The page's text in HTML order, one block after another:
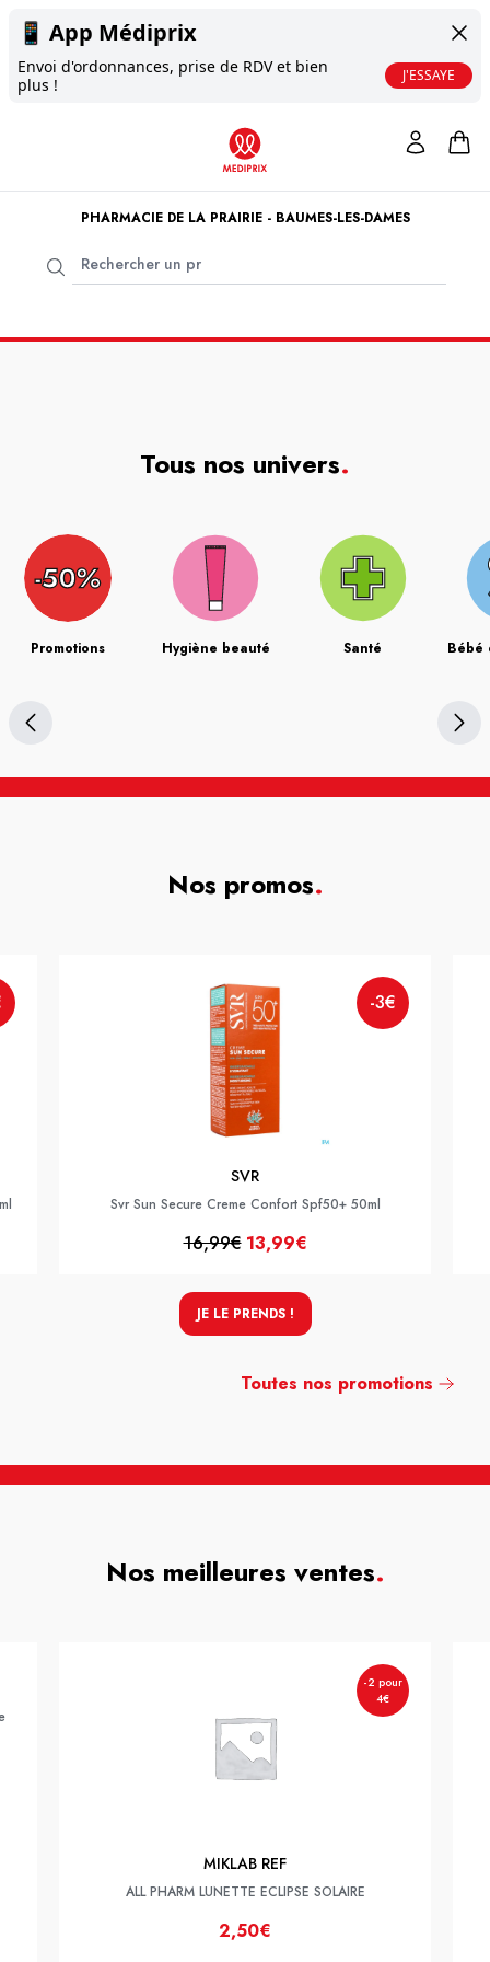
📱 App Médiprix
Envoi d'ordonnances, prise de RDV et bien
plus !
J'ESSAYE
PHARMACIE DE LA PRAIRIE - BAUMES-LES-DAMES
Tous nos univers.
Promotions Hygiène beauté Santé Bébé
Nos promos.
-3€
SVR
Svr Sun Secure Creme Confort Spf50+ 50ml
16,99€ 13,99€
JE LE PRENDS !
Toutes nos promotions
Nos meilleures ventes.
-2 pour
4€
MIKLAB REF
ALL PHARM LUNETTE ECLIPSE SOLAIRE
2,50€